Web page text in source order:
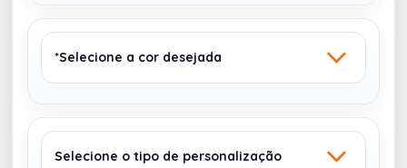
*Selecione a cor desejada
Selecione o tipo de personalização